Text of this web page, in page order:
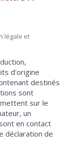
légale et
d'origine
destinés
sont
sur le
un
en contact
déclaration de